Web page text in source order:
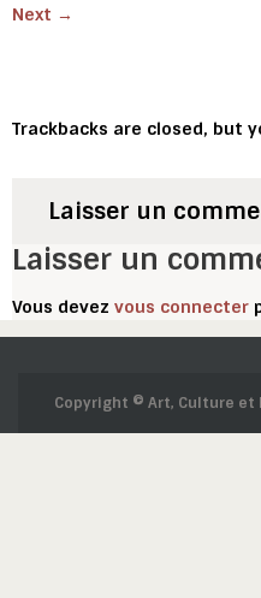
Next →
Trackbacks are closed, but
Laisser un
Laisser un
Vous devez vous connecter
Copyright © Art, Culture et